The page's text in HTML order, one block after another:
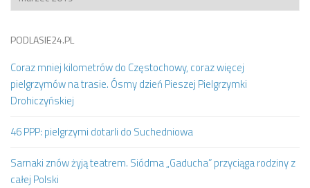
PODLASIE24.PL
Coraz mniej kilometrów do Częstochowy, coraz więcej
pielgrzymów na trasie. Ósmy dzień Pieszej Pielgrzymki
Drohiczyńskiej
46 PPP: pielgrzymi dotarli do Suchedniowa
Sarnaki znów żyją teatrem. Siódma „Gaducha” przyciąga rodziny z
całej Polski